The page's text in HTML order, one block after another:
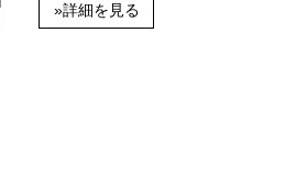
»詳細を見る